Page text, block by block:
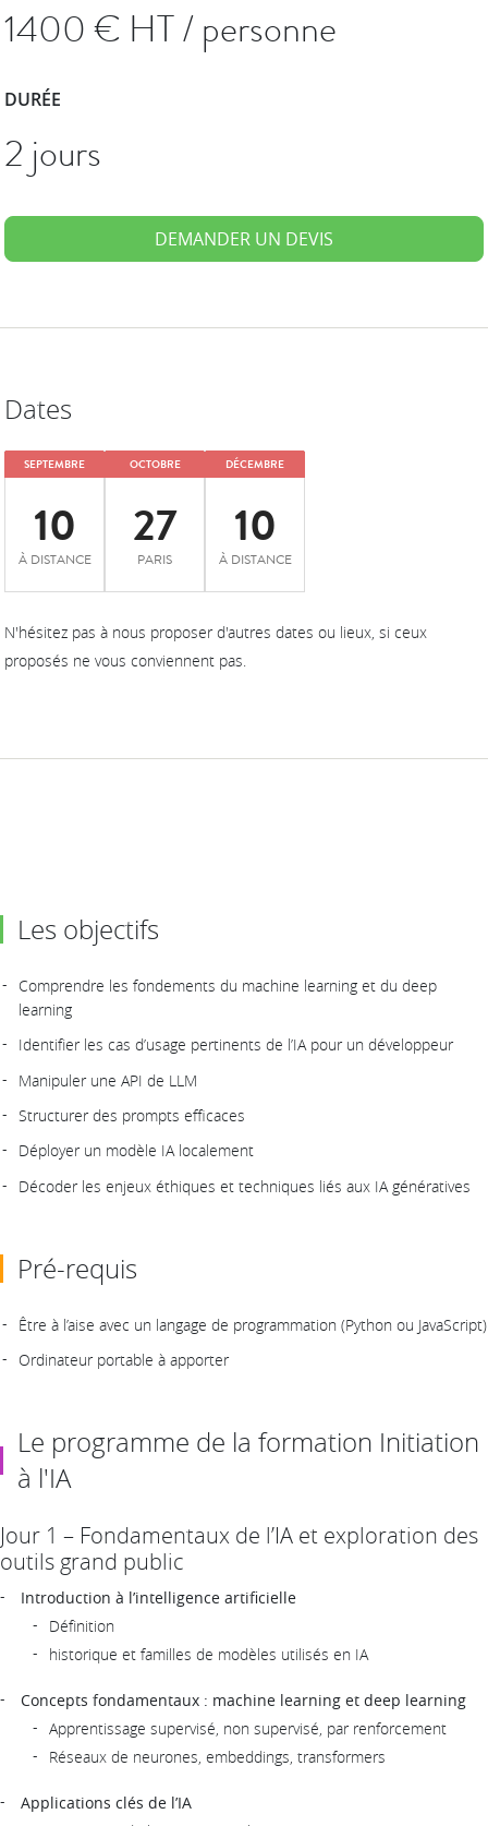
1400€ HT / personne
DURÉE
2 jours
DEMANDER UN DEVIS
Dates
SEPTEMBRE
10
À DISTANCE
OCTOBRE
27
PARIS
DÉCEMBRE
10
À DISTANCE
N'hésitez pas à nous proposer d'autres dates ou lieux, si ceux
proposés ne vous conviennent pas.
Les objectifs
Comprendre les fondements du machine learning et du deep
learning
Identifier les cas d’usage pertinents de l’IA pour un développeur
Manipuler une API de LLM
Structurer des prompts efficaces
Déployer un modèle IA localement
Décoder les enjeux éthiques et techniques liés aux IA génératives
Pré-requis
Être à l’aise avec un langage de programmation (Python ou JavaScript)
Ordinateur portable à apporter
Le programme de la formation Initiation
à l'IA
Jour 1 – Fondamentaux de l’IA et exploration des
outils grand public
Introduction à l’intelligence artificielle
Définition
historique et familles de modèles utilisés en IA
Concepts fondamentaux : machine learning et deep learning
Apprentissage supervisé, non supervisé, par renforcement
Réseaux de neurones, embeddings, transformers
Applications clés de l’IA